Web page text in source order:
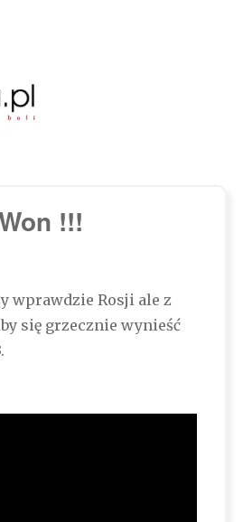
!!!
wprawdzie Rosji ale z
się grzecznie wynieść